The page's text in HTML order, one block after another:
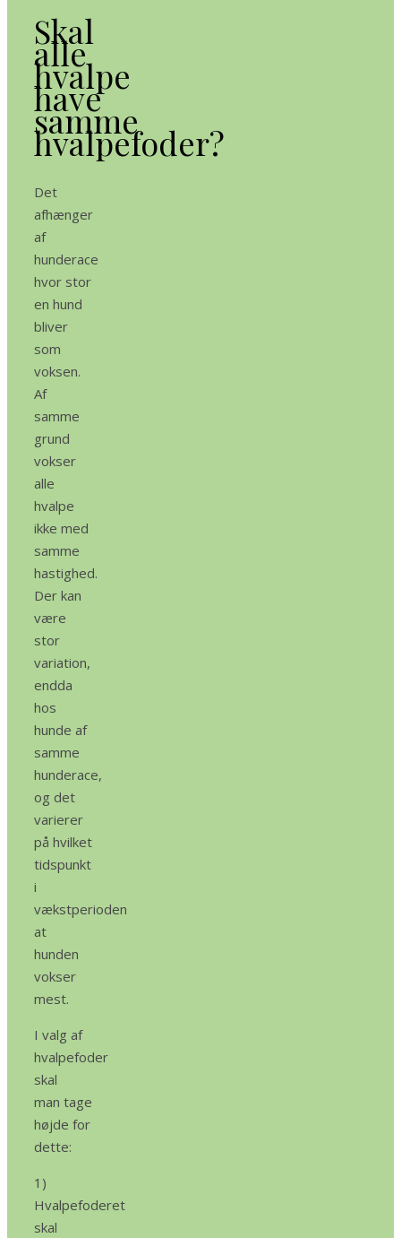
Skal
alle
hvalpe
have
samme
hvalpefoder?
Det
afhænger
af
hunderace
hvor stor
en hund
bliver
som
voksen.
Af
samme
grund
vokser
alle
hvalpe
ikke med
samme
hastighed.
Der kan
være
stor
variation,
endda
hos
hunde af
samme
hunderace,
og det
varierer
på hvilket
tidspunkt
i
vækstperioden
at
hunden
vokser
mest.
I valg af
hvalpefoder
skal
man tage
højde for
dette:
1)
Hvalpefoderet
skal